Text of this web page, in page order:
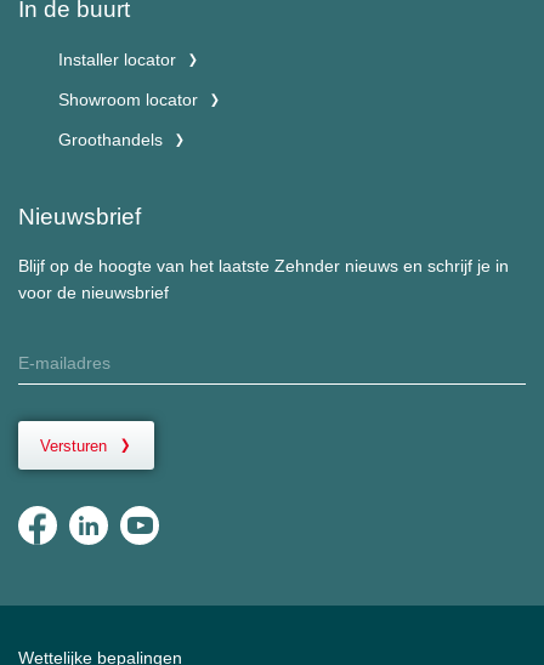
In de buurt
Installer locator
Showroom locator
Groothandels
Nieuwsbrief
Blijf op de hoogte van het laatste Zehnder nieuws en schrijf je in
voor de nieuwsbrief
Versturen
Wettelijke bepalingen